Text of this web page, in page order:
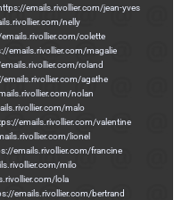
emails.rivollier.com/jean-yves
nelly
colette
emails.rivollier.com/magalie
roland
emails.rivollier.com/agathe
nolan
malo
emails.rivollier.com/valentine
lionel
emails.rivollier.com/francine
milo
lola
emails.rivollier.com/bertrand